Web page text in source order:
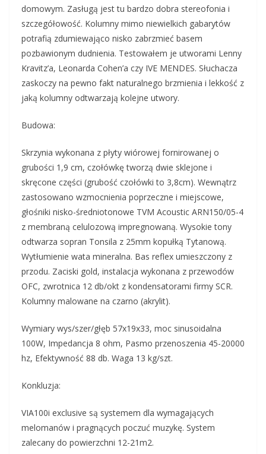
domowym. Zasługą jest tu bardzo dobra stereofonia i
szczegółowość. Kolumny mimo niewielkich gabarytów
potrafią zdumiewająco nisko zabrzmieć basem
pozbawionym dudnienia. Testowałem je utworami Lenny
Kravitz’a, Leonarda Cohen’a czy IVE MENDES. Słuchacza
zaskoczy na pewno fakt naturalnego brzmienia i lekkość z
jaką kolumny odtwarzają kolejne utwory.
Budowa:
Skrzynia wykonana z płyty wiórowej fornirowanej o
grubości 1,9 cm, czołówkę tworzą dwie sklejone i
skręcone części (grubość czołówki to 3,8cm). Wewnątrz
zastosowano wzmocnienia poprzeczne i miejscowe,
głośniki nisko-średniotonowe TVM Acoustic ARN150/05-4
z membraną celulozową impregnowaną. Wysokie tony
odtwarza sopran Tonsila z 25mm kopułką Tytanową.
Wytłumienie wata mineralna. Bas reflex umieszczony z
przodu. Zaciski gold, instalacja wykonana z przewodów
OFC, zwrotnica 12 db/okt z kondensatorami firmy SCR.
Kolumny malowane na czarno (akrylit).
Wymiary wys/szer/głęb 57x19x33, moc sinusoidalna
100W, Impedancja 8 ohm, Pasmo przenoszenia 45-20000
hz, Efektywność 88 db. Waga 13 kg/szt.
Konkluzja:
VIA100i exclusive są systemem dla wymagających
melomanów i pragnących poczuć muzykę. System
zalecany do powierzchni 12-21m2.